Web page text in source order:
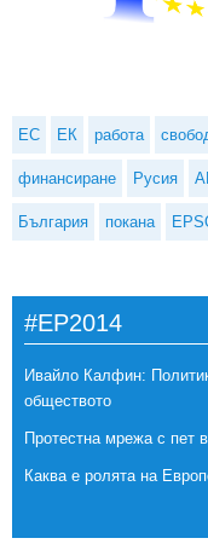
ЕС ЕК работа
финансиране Русия
България покана
#EP2014
Ивайло Калфин:
обществото
Протестна мрежа с пет
Каква е ролята на